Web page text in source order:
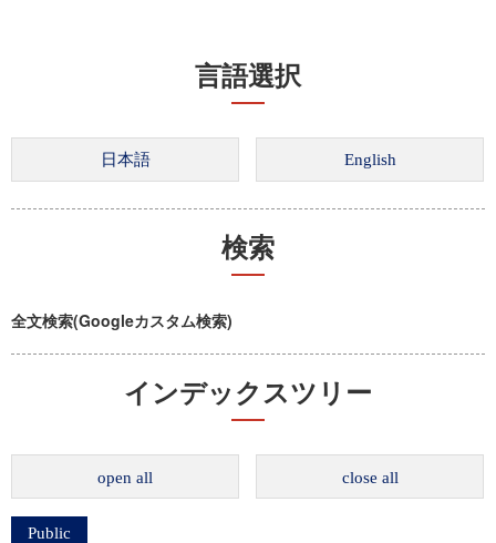
言語選択
検索
全文検索(Googleカスタム検索)
インデックスツリー
open all close all
Public